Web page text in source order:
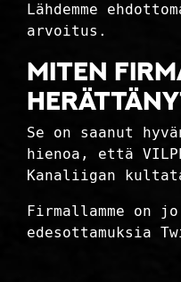
Lähdemme
arvoitus.
Miten
Se on saanut
hienoa, että
Kanaliigan
Firmallamme
edesottamuksia